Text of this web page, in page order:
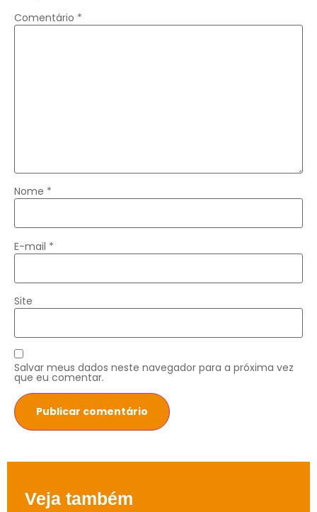
Comentário *
Nome *
E-mail *
Site
Salvar meus dados neste navegador para a próxima vez
que eu comentar.
Veja também